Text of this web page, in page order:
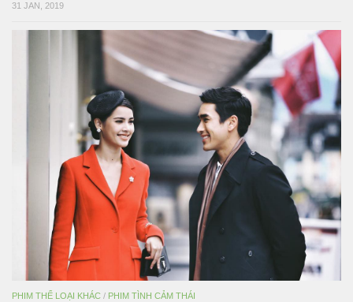
31 JAN, 2019
PHIM THỂ LOẠI KHÁC / PHIM TÌNH CẢM THÁI